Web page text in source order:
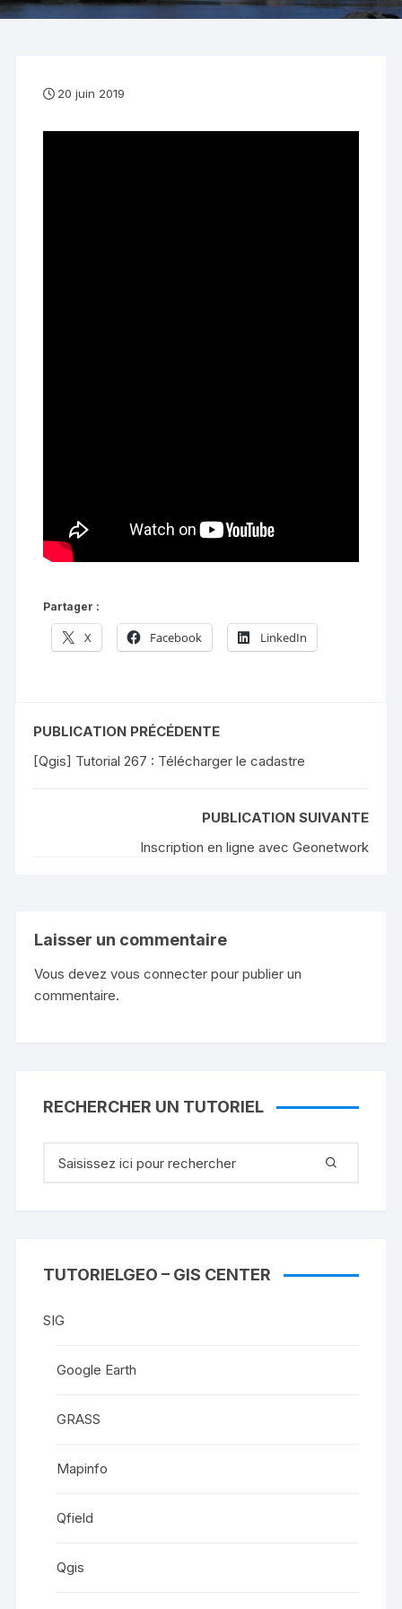
20 juin 2019
Partager :
X Facebook LinkedIn
PUBLICATION PRÉCÉDENTE
[Qgis] Tutorial 267 : Télécharger le cadastre
PUBLICATION SUIVANTE
Inscription en ligne avec Geonetwork
Laisser un commentaire
Vous devezvous connecter pour publier un
commentaire.
RECHERCHER UN TUTORIEL
pour
TUTORIELGEO – GIS CENTER
SIG
Google Earth
GRASS
Mapinfo
Qfield
Qgis